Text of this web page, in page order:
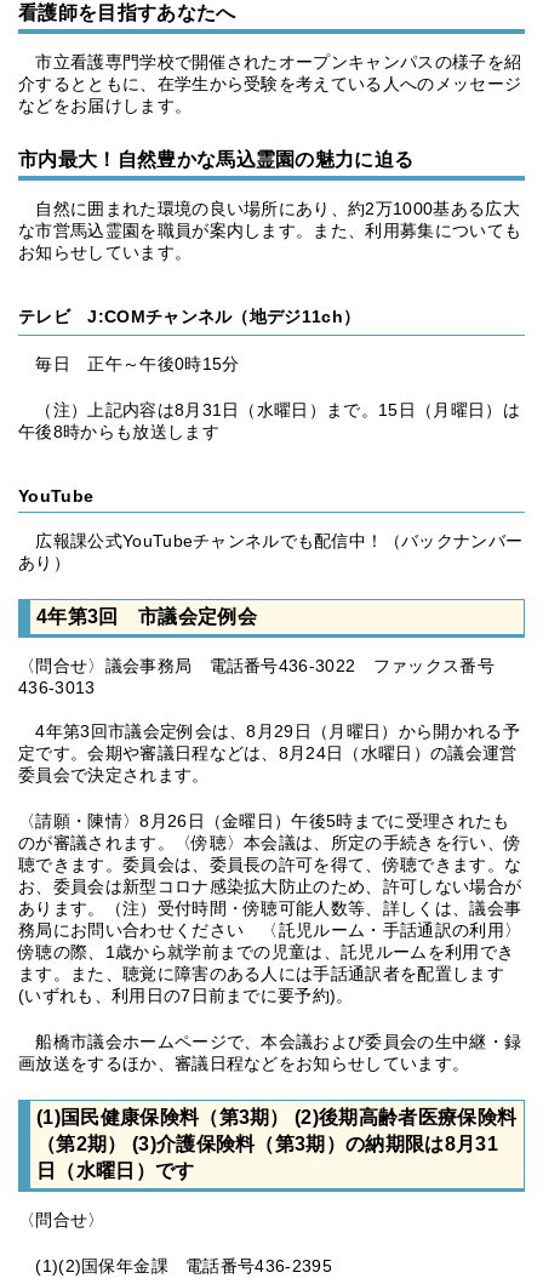
看護師を目指すあなたへ
市立看護専門学校で開催されたオープンキャンパスの様子を紹
介するとともに、在学生から受験を考えている人へのメッセージ
などをお届けします。
市内最大！自然豊かな馬込霊園の魅力に迫る
自然に囲まれた環境の良い場所にあり、約2万1000基ある広大
な市営馬込霊園を職員が案内します。また、利用募集についても
お知らせしています。
テレビ J:COMチャンネル（地デジ11ch）
毎日 正午～午後0時15分
（注）上記内容は8月31日（水曜日）まで。15日（月曜日）は
午後8時からも放送します
YouTube
広報課公式YouTubeチャンネルでも配信中！（バックナンバー
あり）
4年第3回 市議会定例会
〈問合せ〉議会事務局 電話番号436-3022 ファックス番号
436-3013
4年第3回市議会定例会は、8月29日（月曜日）から開かれる予
定です。会期や審議日程などは、8月24日（水曜日）の議会運営
委員会で決定されます。
〈請願・陳情〉8月26日（金曜日）午後5時までに受理されたも
のが審議されます。〈傍聴〉本会議は、所定の手続きを行い、傍
聴できます。委員会は、委員長の許可を得て、傍聴できます。な
お、委員会は新型コロナ感染拡大防止のため、許可しない場合が
あります。（注）受付時間・傍聴可能人数等、詳しくは、議会事
務局にお問い合わせください 〈託児ルーム・手話通訳の利用〉
傍聴の際、1歳から就学前までの児童は、託児ルームを利用でき
ます。また、聴覚に障害のある人には手話通訳者を配置します
(いずれも、利用日の7日前までに要予約)。
船橋市議会ホームページで、本会議および委員会の生中継・録
画放送をするほか、審議日程などをお知らせしています。
(1)国民健康保険料（第3期） (2)後期高齢者医療保険料
（第2期） (3)介護保険料（第3期）の納期限は8月31
日（水曜日）です
〈問合せ〉
(1)(2)国保年金課 電話番号436-2395